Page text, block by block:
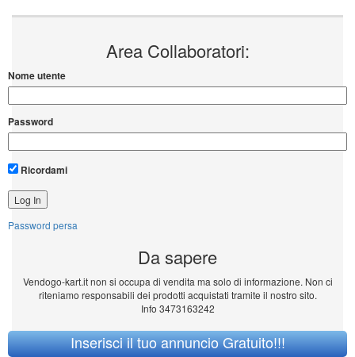
Area Collaboratori:
Nome utente
Password
Ricordami
Password persa
Da sapere
Vendogo-kart.it non si occupa di vendita ma solo di informazione. Non ci
riteniamo responsabili dei prodotti acquistati tramite il nostro sito.
Info 3473163242
Inserisci il tuo annuncio Gratuito!!!